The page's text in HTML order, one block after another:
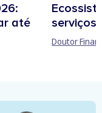
até
serviços
Doutor